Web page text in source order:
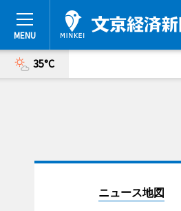
35°C
ニュース地図